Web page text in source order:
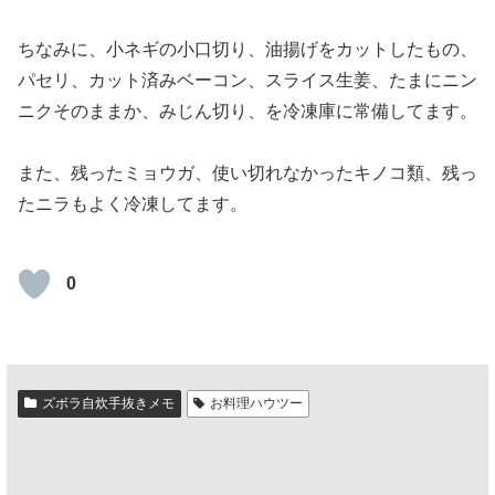
ちなみに、小ネギの小口切り、油揚げをカットしたもの、
パセリ、カット済みベーコン、スライス生姜、たまにニン
ニクそのままか、みじん切り、を冷凍庫に常備してます。
また、残ったミョウガ、使い切れなかったキノコ類、残っ
たニラもよく冷凍してます。
0
ズボラ自炊手抜きメモ お料理ハウツー